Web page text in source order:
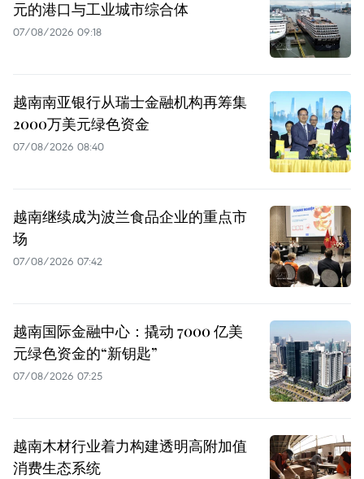
元的港口与工业城市综合体
07/08/2026 09:18
越南南亚银行从瑞士金融机构再筹集
2000万美元绿色资金
07/08/2026 08:40
越南继续成为波兰食品企业的重点市
场
07/08/2026 07:42
越南国际金融中心：撬动 7000 亿美
元绿色资金的“新钥匙”
07/08/2026 07:25
越南木材行业着力构建透明高附加值
消费生态系统